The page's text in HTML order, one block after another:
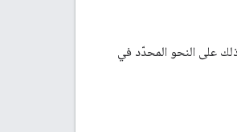
على النحو المحدّد في